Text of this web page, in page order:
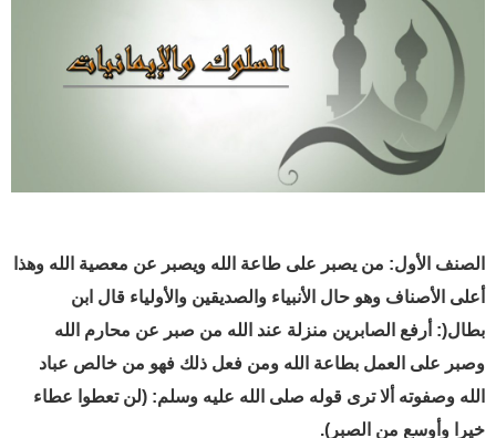
الصنف الأول: من يصبر على طاعة الله ويصبر عن معصية الله وهذا
أعلى الأصناف وهو حال الأنبياء والصديقين والأولياء قال ابن
بطال)
: أرفع الصابرين منزلة عند الله من صبر عن محارم الله
وصبر على العمل بطاعة الله ومن فعل ذلك فهو من خالص عباد
الله وصفوته ألا ترى قوله صلى الله عليه وسلم: (لن تعطوا عطاء
خيرا وأوسع من الصبر).